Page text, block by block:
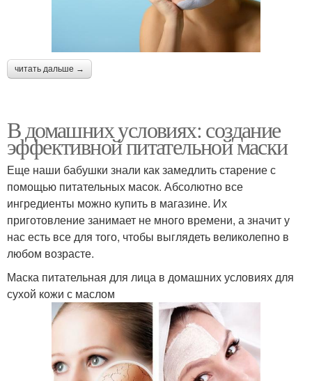
читать дальше →
В домашних условиях: создание
эффективной питательной маски
Еще наши бабушки знали как замедлить старение с
помощью питательных масок. Абсолютно все
ингредиенты можно купить в магазине. Их
приготовление занимает не много времени, а значит у
нас есть все для того, чтобы выглядеть великолепно в
любом возрасте.
Маска питательная для лица в домашних условиях для
сухой кожи с маслом